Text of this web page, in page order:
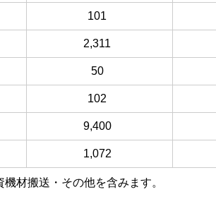
101
2,311
50
102
9,400
1,072
材搬送・その他を含みます。